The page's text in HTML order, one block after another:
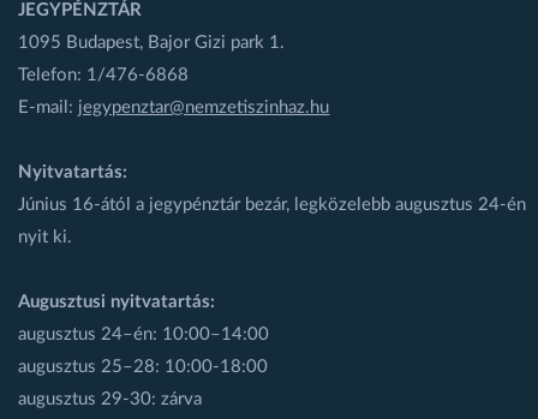
JEGYPÉNZTÁR
1095 Budapest, Bajor Gizi park 1.
Telefon: 1/476-6868
E-mail: jegypenztar@nemzetiszinhaz.hu
Nyitvatartás:
Június 16-ától a jegypénztár bezár, legközelebb augusztus 24-én
nyit ki.
Augusztusi nyitvatartás:
augusztus 24–én: 10:00–14:00
augusztus 25–28: 10:00-18:00
augusztus 29-30: zárva